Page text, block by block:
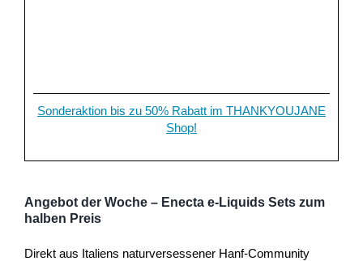
Sonderaktion bis zu 50% Rabatt im THANKYOUJANE
Shop!
Angebot der Woche – Enecta e-Liquids Sets zum
halben Preis
Direkt aus Italiens naturversessener Hanf-Community